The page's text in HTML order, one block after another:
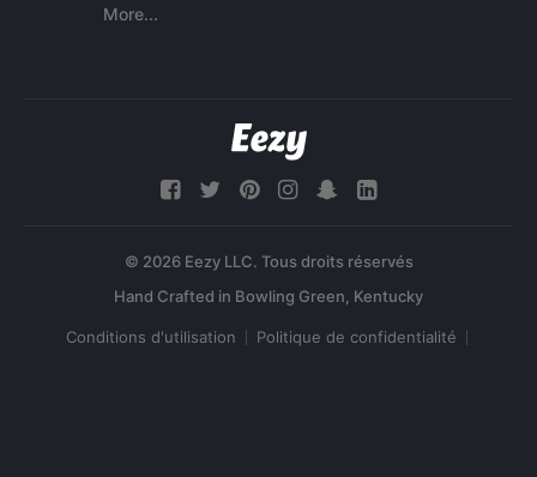
More...
© 2026 Eezy LLC. Tous droits réservés
Conditions d'utilisation Politique de confidentialité